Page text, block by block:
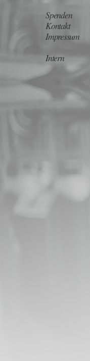
Spenden
Kontakt
Impressum
Intern